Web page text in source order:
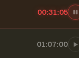
00:31:06
01:07:00